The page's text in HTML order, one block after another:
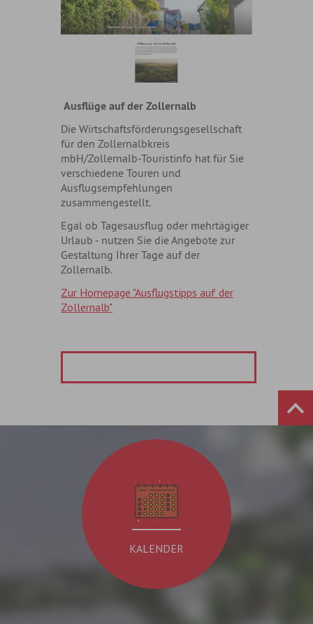
Ausflüge auf der Zollernalb
Die Wirtschaftsförderungsgesellschaft
für den Zollernalbkreis
mbH/Zollernalb-Touristinfo hat für Sie
verschiedene Touren und
Ausflugsempfehlungen
zusammengestellt.
Egal ob Tagesausflug oder mehrtägiger
Urlaub - nutzen Sie die Angebote zur
Gestaltung Ihrer Tage auf der
Zollernalb.
Zur Homepage "Ausflugstipps auf der
Zollernalb"
KALENDER